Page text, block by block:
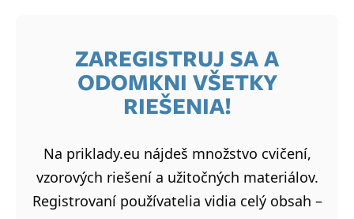
ZAREGISTRUJ SA A
ODOMKNI VŠETKY
RIEŠENIA!
Na priklady.eu nájdeš množstvo cvičení,
vzorových riešení a užitočných materiálov.
Registrovaní používatelia vidia celý obsah –